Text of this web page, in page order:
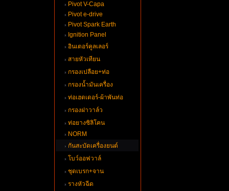
Pivot V-Capa
Pivot e-drive
Pivot Spark Earth
Ignition Panel
อินเตอร์คูลเลอร์
สายหัวเทียน
กรองเปลือย+ท่อ
กรองน้ำมันเครื่อง
ท่อเฮดเดอร์-ผ้าพันท่อ
กรองฝาวาล์ว
ท่อยางซิลิโคน
NORM
กันสะบัดเครื่องยนต์
บว์ออฟวาล์
ชุดเบรก+จาน
รางหัวฉีด